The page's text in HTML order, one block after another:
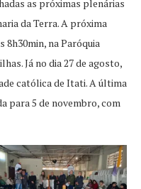
as próximas plenárias
da Terra. A próxima
8h30min, na Paróquia
Já no dia 27 de agosto,
católica de Itati. A última
para 5 de novembro, com